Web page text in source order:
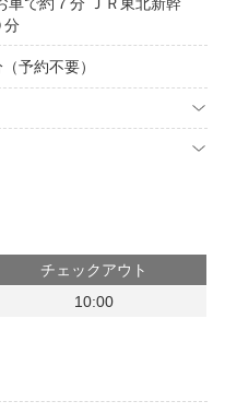
分
予約不要）
チェックアウト
10:00